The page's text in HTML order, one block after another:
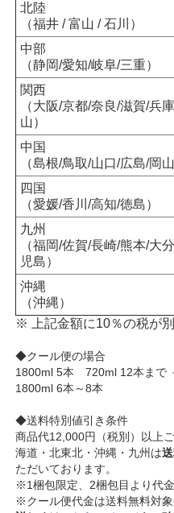
北陸
（福井 / 富山 / 石川）
中部
（静岡/愛知/岐阜/三重）
関西
（大阪/京都/奈良/滋賀/兵
山）
中国
（島根/鳥取/山口/広島/岡山
四国
（愛媛/香川/高知/徳島）
九州
（福岡/佐賀/長崎/熊本/大
児島）
沖縄
（沖縄）
※ 上記金額に10％の税が別
◆クール便の場合
1800ml 5本 720ml 12本まで
1800ml 6本～8本 ＋
◆送料特別値引き条件
商品代12,000円（税別）以上
海道・北東北・沖縄・九州は
ただいております。
※1梱包限定、2梱包目より代金
※クール便代金は送料無料対象